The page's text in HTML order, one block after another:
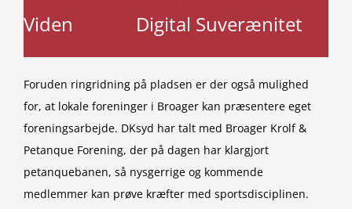
Viden
Digital Suverænitet
Foruden ringridning på pladsen er der også mulighed
for, at lokale foreninger i Broager kan præsentere eget
foreningsarbejde. DKsyd har talt med Broager Krolf &
Petanque Forening, der på dagen har klargjort
petanquebanen, så nysgerrige og kommende
medlemmer kan prøve kræfter med sportsdisciplinen.